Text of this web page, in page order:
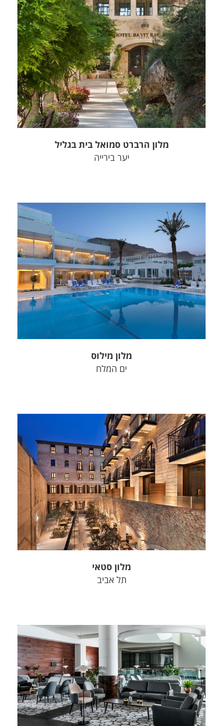
מלון הרברט סמואל בית בגליל
יער בירייה
צפה בפרויקט
מלון מילוס
ים המלח
צפה בפרויקט
מלון סטאי
תל אביב
צפה בפרויקט
צפה בפרויקט